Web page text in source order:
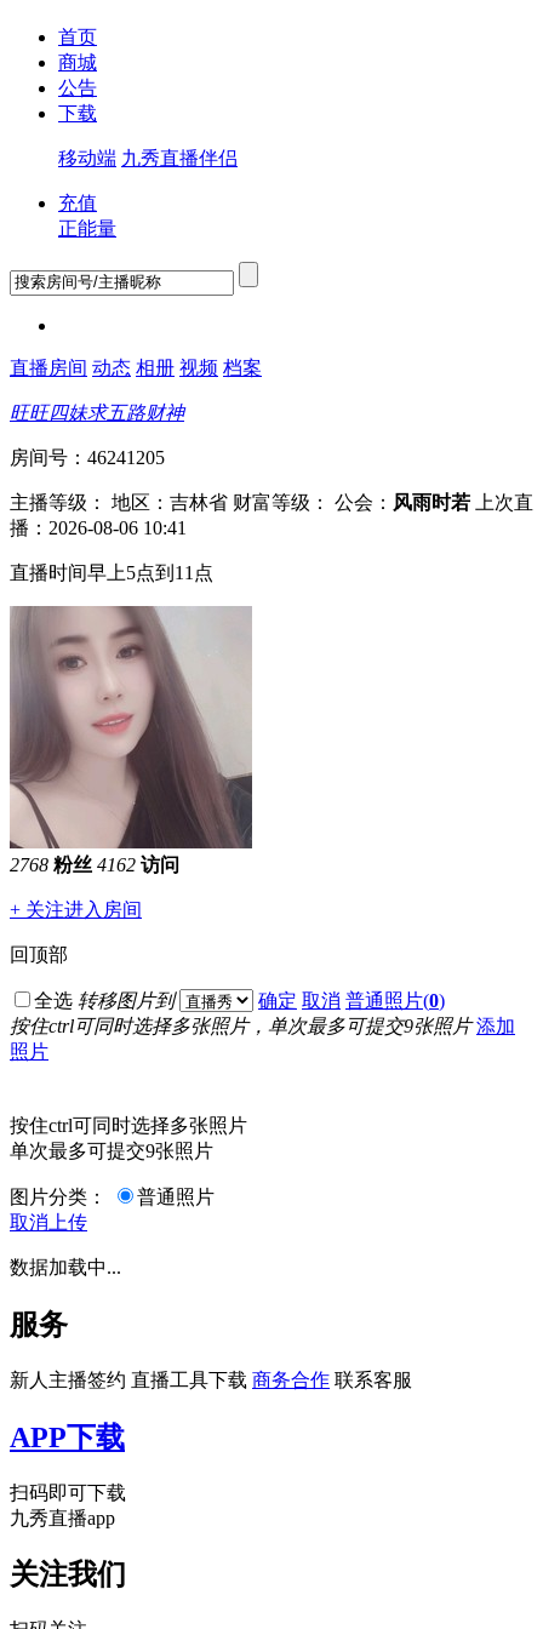
首页
商城
公告
下载
移动端 九秀直播伴侣
充值
正能量
直播房间 动态 相册 视频 档案
旺旺四妹求五路财神
房间号：46241205
主播等级： 地区：吉林省 财富等级： 公会： 风雨时若
上次直
播：2026-08-06 10:41
直播时间早上5点到11点
2768 粉丝 4162 访问
+ 关注进入房间
回顶部
全选 转移图片到 确定 取消 普通照片(0)
按住ctrl可同时选择多张照片，单次最多可提交9张照片 添加
照片
按住ctrl可同时选择多张照片
单次最多可提交9张照片
图片分类：
普通照片
取消 上传
数据加载中...
服务
新人主播签约 直播工具下载 商务合作 联系客服
APP下载
扫码即可下载
九秀直播app
关注我们